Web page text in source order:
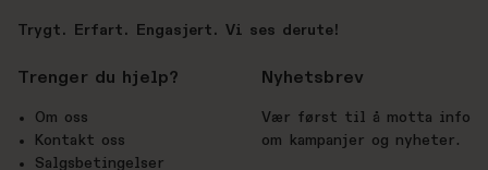
Trygt. Erfart. Engasjert. Vi ses derute!
Trenger du hjelp?
Om oss
Kontakt oss
Salgsbetingelser
Nyhetsbrev
Vær først til å motta info
om kampanjer og nyheter.